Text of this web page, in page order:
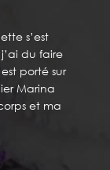
s’est
du faire
porté sur
Marina
et ma